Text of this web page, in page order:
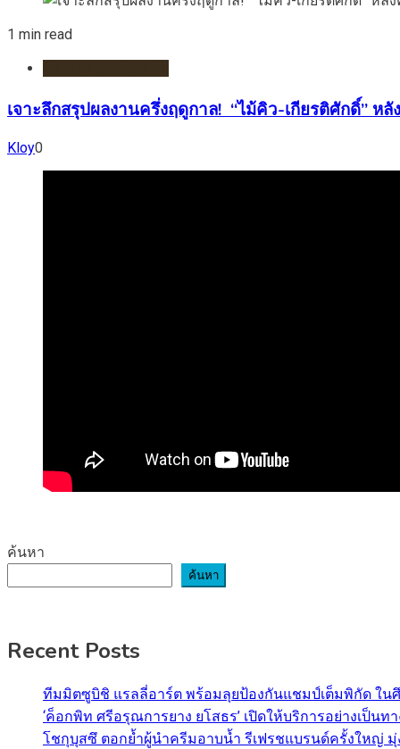
1 min read
เจาะลึกสรุปผลงานครึ่งฤดูกาล! “ไม้คิว-เกียรติศักดิ์”
Kloy0
ค้นหา
ค้นหา
Recent Posts
ทีมมิตซูบิชิ แรลลี่อาร์ต พร้อมลุยป้องกันแชมป์เต็มพิกัด ใน
‘ค็อกพิท ศรีอรุณการยาง ยโสธร’ เปิดให้บริการอย่างเป็น
โชกุบุสซึ ตอกย้ำผู้นำครีมอาบน้ำ รีเฟรชแบรนด์ครั้งใหญ่ มุ่